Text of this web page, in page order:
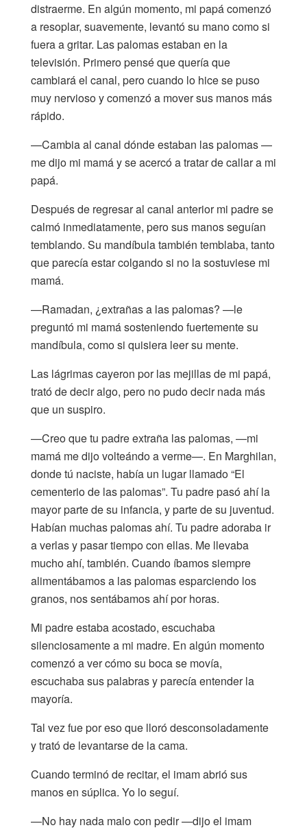
distraerme. En algún momento, mi papá comenzó
a resoplar, suavemente, levantó su mano como si
fuera a gritar. Las palomas estaban en la
televisión. Primero pensé que quería que
cambiará el canal, pero cuando lo hice se puso
muy nervioso y comenzó a mover sus manos más
rápido.
—Cambia al canal dónde estaban las palomas —
me dijo mi mamá y se acercó a tratar de callar a mi
papá.
Después de regresar al canal anterior mi padre se
calmó inmediatamente, pero sus manos seguían
temblando. Su mandíbula también temblaba, tanto
que parecía estar colgando si no la sostuviese mi
mamá.
—Ramadan, ¿extrañas a las palomas? —le
preguntó mi mamá sosteniendo fuertemente su
mandíbula, como si quisiera leer su mente.
Las lágrimas cayeron por las mejillas de mi papá,
trató de decir algo, pero no pudo decir nada más
que un suspiro.
—Creo que tu padre extraña las palomas, —mi
mamá me dijo volteándo a verme—. En Marghilan,
donde tú naciste, había un lugar llamado “El
cementerio de las palomas”. Tu padre pasó ahí la
mayor parte de su infancia, y parte de su juventud.
Habían muchas palomas ahí. Tu padre adoraba ir
a verlas y pasar tiempo con ellas. Me llevaba
mucho ahí, también. Cuando íbamos siempre
alimentábamos a las palomas esparciendo los
granos, nos sentábamos ahí por horas.
Mi padre estaba acostado, escuchaba
silenciosamente a mi madre. En algún momento
comenzó a ver cómo su boca se movía,
escuchaba sus palabras y parecía entender la
mayoría.
Tal vez fue por eso que lloró desconsoladamente
y trató de levantarse de la cama.
Cuando terminó de recitar, el imam abrió sus
manos en súplica. Yo lo seguí.
—No hay nada malo con pedir —dijo el imam